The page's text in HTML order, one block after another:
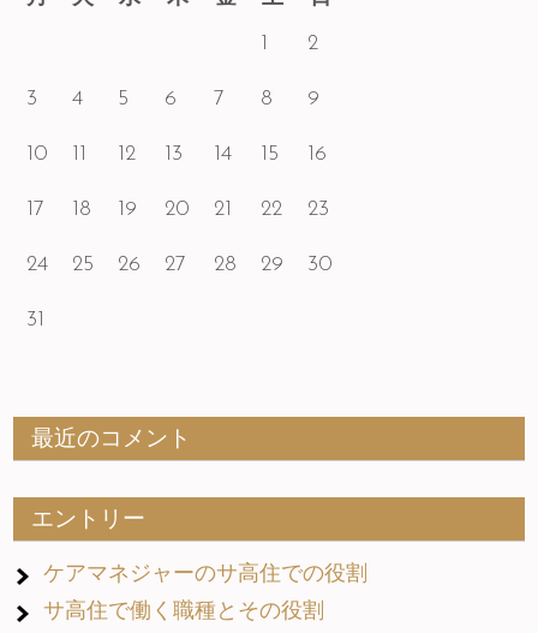
1
2
3 4 5 6 7 8 9
10 11 12 13 14 15 16
17 18 19 20 21 22 23
24 25 26 27 28 29 30
31
最近のコメント
エントリー
ケアマネジャーのサ高住での役割
サ高住で働く職種とその役割